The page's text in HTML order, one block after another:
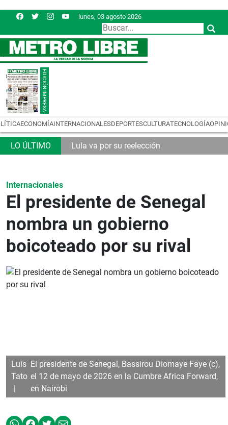
lunes, 03 agosto 2026
ECONOMÍAINTERNACIONALESDEPORTESCULTURATECNOLOGÍA
Lula va por su reelección
Internacionales
El presidente de Senegal
nombra un gobierno
boicoteado por su rival
El presidente de Senegal, Bassirou Diomaye Faye (c),
el 12 de mayo de 2026 en la Cumbre Africa Forward,
en Nairobi
Luis
Tato